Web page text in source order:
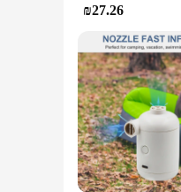
**Built for the
offer a reliable
ensures that it
₪27.26